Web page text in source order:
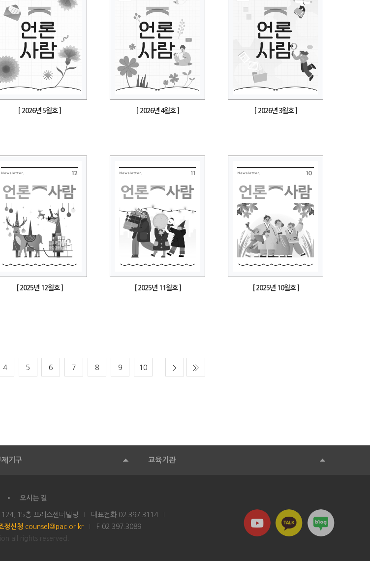
[ 2026년 5월호 ] [ 2026년 4월호 ] [ 2026년 3월호 ]
[ 2025년 12월호 ] [ 2025년 11월호 ] [ 2025년 10월호 ]
4 5 6 7 8 9 10
기구 교육기관
오시는 길
15층 프레스센터빌딩 대표전화 02.397.3114
정신청 counsel@pac.or.kr
F.02.397.3089
all rights reserved.